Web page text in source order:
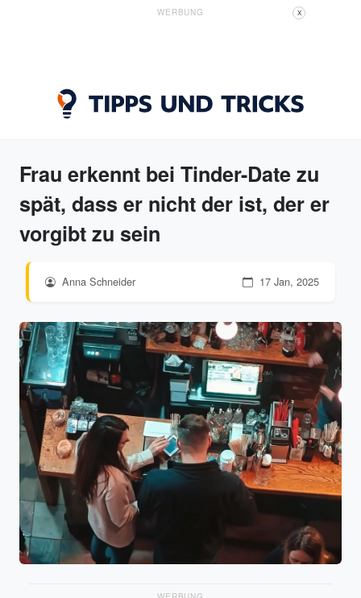
WERBUNG X
Frau erkennt bei Tinder-Date zu
spät, dass er nicht der ist, der er
vorgibt zu sein
Anna Schneider 17 Jan, 2025